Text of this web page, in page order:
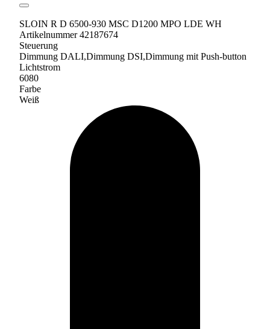
SLOIN R D 6500-930 MSC D1200 MPO LDE WH
Artikelnummer 42187674
Steuerung
Dimmung DALI,Dimmung DSI,Dimmung mit Push-button
Lichtstrom
6080
Farbe
Weiß